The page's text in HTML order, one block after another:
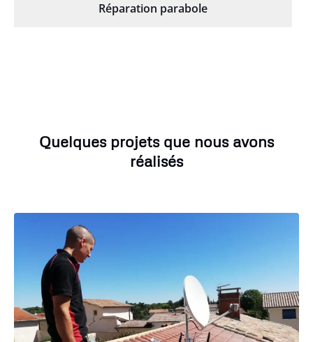
Réparation parabole
Quelques projets que nous avons
réalisés